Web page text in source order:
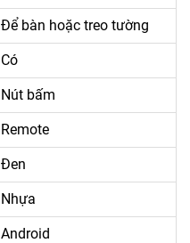
Để bàn hoặc treo tường
Có
Nút bấm
Remote
Đen
Nhựa
Android